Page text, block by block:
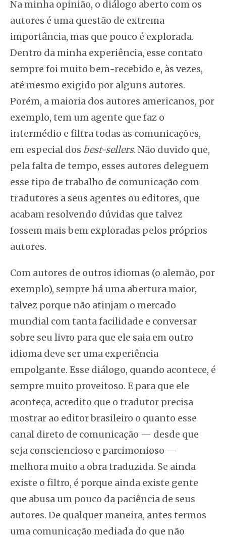
Na minha opinião, o diálogo aberto com os
autores é uma questão de extrema
importância, mas que pouco é explorada.
Dentro da minha experiência, esse contato
sempre foi muito bem-recebido e, às vezes,
até mesmo exigido por alguns autores.
Porém, a maioria dos autores americanos, por
exemplo, tem um agente que faz o
intermédio e filtra todas as comunicações,
em especial dos best-sellers. Não duvido que,
pela falta de tempo, esses autores deleguem
esse tipo de trabalho de comunicação com
tradutores a seus agentes ou editores, que
acabam resolvendo dúvidas que talvez
fossem mais bem exploradas pelos próprios
autores.
Com autores de outros idiomas (o alemão, por
exemplo), sempre há uma abertura maior,
talvez porque não atinjam o mercado
mundial com tanta facilidade e conversar
sobre seu livro para que ele saia em outro
idioma deve ser uma experiência
empolgante. Esse diálogo, quando acontece, é
sempre muito proveitoso. E para que ele
aconteça, acredito que o tradutor precisa
mostrar ao editor brasileiro o quanto esse
canal direto de comunicação — desde que
seja consciencioso e parcimonioso —
melhora muito a obra traduzida. Se ainda
existe o filtro, é porque ainda existe gente
que abusa um pouco da paciência de seus
autores. De qualquer maneira, antes termos
uma comunicação mediada do que não